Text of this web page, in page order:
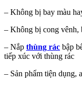
– Không bị bay màu
– Không bị cong vênh,
– Nắp thùng rác bập
tiếp xúc với thùng rác
– Sản phẩm tiện dụng,